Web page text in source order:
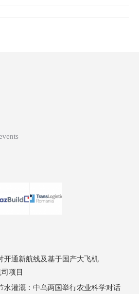
开通新航线及基于国产大飞机
项目
水灌溉：中乌两国举行农业科学对话